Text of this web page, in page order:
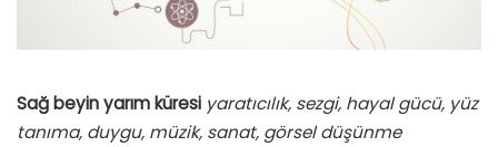
Sağ beyin yarım küresi yaratıcılık, sezgi, hayal gücü, yüz
tanıma, duygu, müzik, sanat, görsel düşünme